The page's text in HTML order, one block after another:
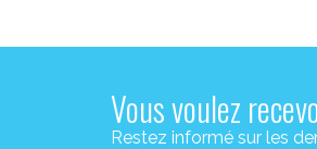
Vous voulez
Restez informé sur les